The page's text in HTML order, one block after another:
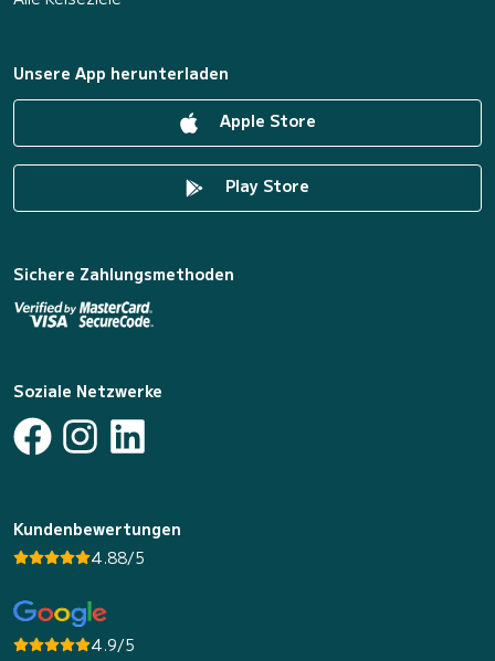
Unsere App herunterladen
Apple Store
Play Store
Sichere Zahlungsmethoden
Soziale Netzwerke
Kundenbewertungen
4.88/5
4.9/5